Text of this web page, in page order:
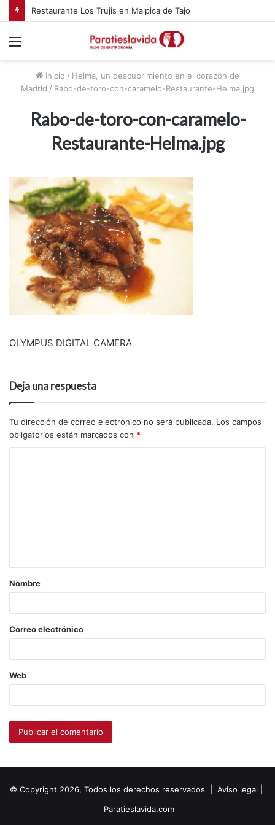
Restaurante Los Trujis en Malpica de Tajo
Inicio / Helma, un descubrimiento en el corazón de
Madrid / Rabo-de-toro-con-caramelo-Restaurante-Helma.jpg
Rabo-de-toro-con-caramelo-
Restaurante-Helma.jpg
OLYMPUS DIGITAL CAMERA
Deja una respuesta
Tu dirección de correo electrónico no será publicada. Los campos
obligatorios están marcados con *
Nombre
Correo electrónico
Web
© Copyright 2026, Todos los derechos reservados | Aviso legal
Paratieslavida.com